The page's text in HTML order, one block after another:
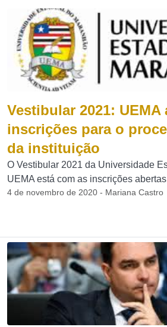
Vestibular 2021: UEMA
inscrições para o
da instituição
O Vestibular 2021 da Universidade
UEMA está com as inscrições
4 de novembro de 2020 - Mariana Castro